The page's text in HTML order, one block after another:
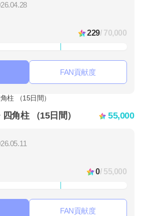
229/ 70,000
FAN貢献度
角柱 （15日間） 55,000
0/ 55,000
FAN貢献度